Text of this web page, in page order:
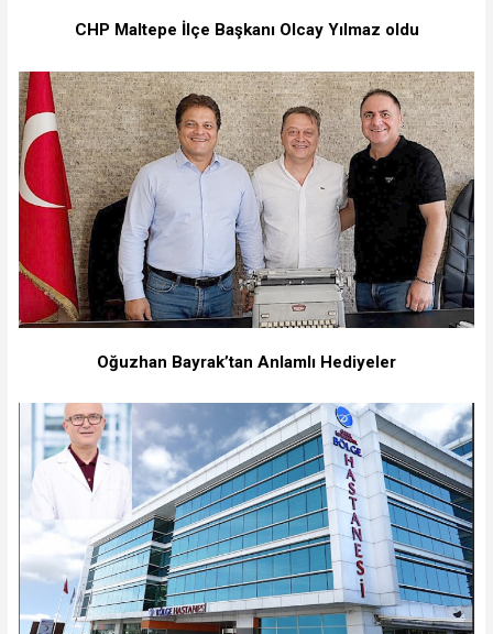
CHP Maltepe İlçe Başkanı Olcay Yılmaz oldu
Oğuzhan Bayrak’tan Anlamlı Hediyeler